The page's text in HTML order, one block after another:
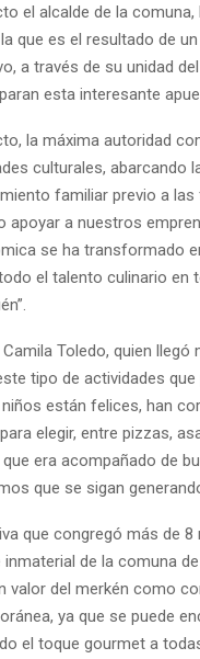
el alcalde de la
que es el resultado de
a través de su unidad
esta interesante
la máxima autoridad
culturales, abarcando
familiar previo a
apoyar a nuestros
se ha transformado
el talento culinario en
Toledo, quien
tipo de actividades
niños están felices, han
elegir, entre pizzas,
era acompañado de
que se sigan
que congregó más de
inmaterial de la comuna
valor del merkén como
ya que se puede
el toque gourmet a